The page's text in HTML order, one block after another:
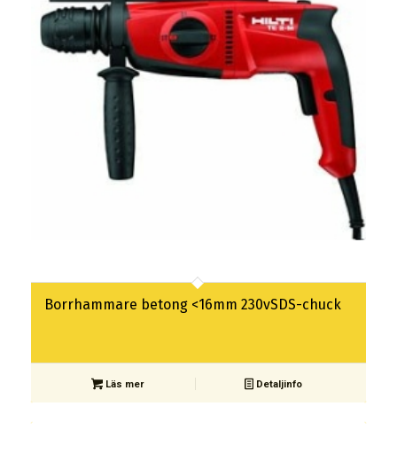
Borrhammare betong <16mm 230vSDS-chuck
Läs mer Detaljinfo